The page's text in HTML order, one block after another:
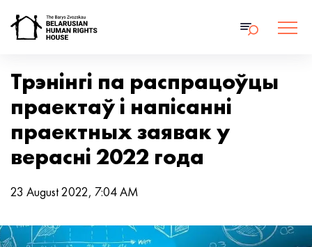
Трэнінгі па распрацоўцы
праектаў і напісанні
праектных заявак у
верасні 2022 года
23 August 2022, 7:04 AM